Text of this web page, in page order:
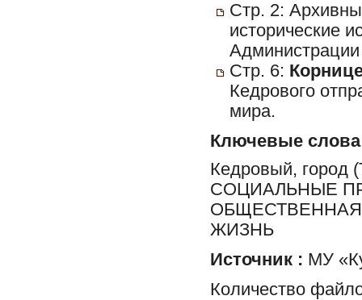
Стр. 2:
исторические
Администрации
Стр. 6:
Кедрового
мира.
Ключевые слова
Кедровый,
СОЦИАЛЬНЫЕ
ЖИЗНЬ
Источник : МУ
Количество